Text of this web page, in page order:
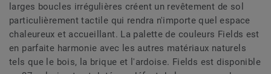
larges boucles irrégulières créent un revêtement de sol
particulièrement tactile qui rendra n'importe quel espace
chaleureux et accueillant. La palette de couleurs Fields est
en parfaite harmonie avec les autres matériaux naturels
tels que le bois, la brique et l'ardoise. Fields est disponible